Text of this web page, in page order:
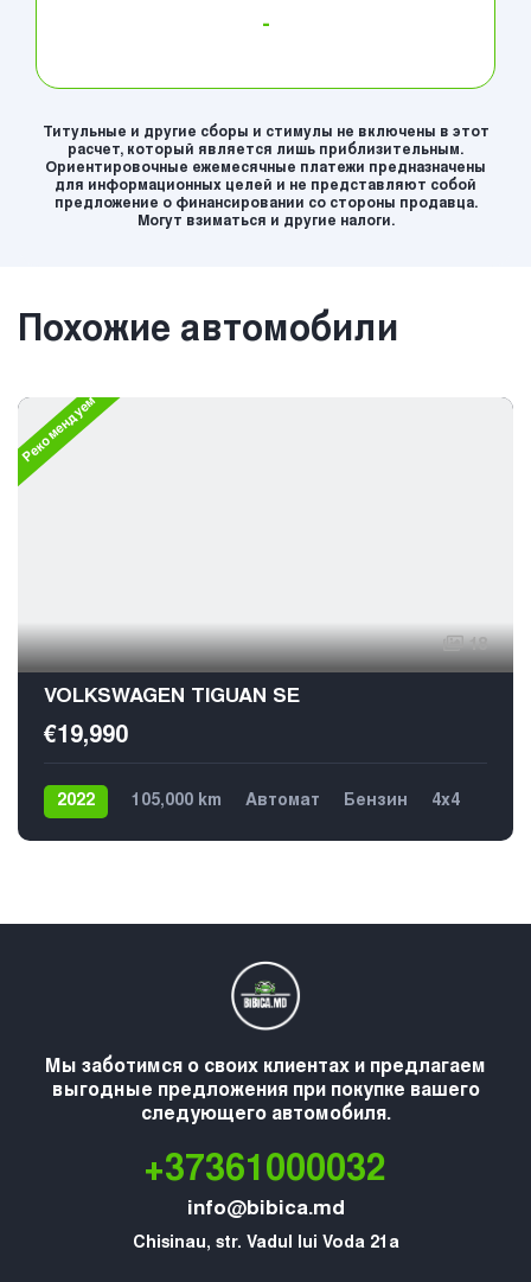
-
Титульные и другие сборы и стимулы не включены в этот
расчет, который является лишь приблизительным.
Ориентировочные ежемесячные платежи предназначены
для информационных целей и не представляют собой
предложение о финансировании со стороны продавца.
Могут взиматься и другие налоги.
Похожие автомобили
Рекомендуем
18
VOLKSWAGEN TIGUAN SE
€19,990
2022 105,000 km Автомат Бензин 4х4
Мы заботимся о своих клиентах и предлагаем
выгодные предложения при покупке вашего
следующего автомобиля.
+37361000032
info@bibica.md
Chisinau, str. Vadul lui Voda 21a